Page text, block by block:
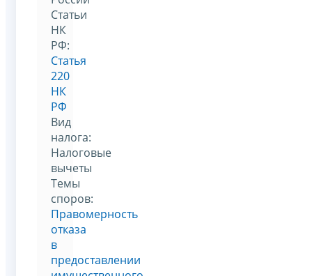
Статьи
НК
РФ:
Статья
220
НК
РФ
Вид
налога:
Налоговые
вычеты
Темы
споров:
Правомерность
отказа
в
предоставлении